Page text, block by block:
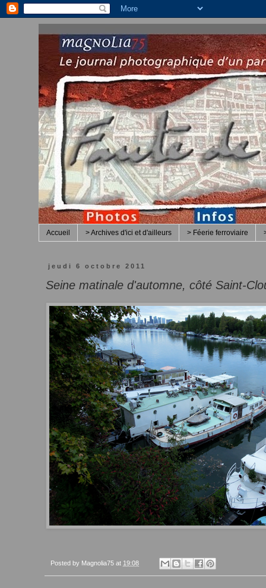
Accueil > Archives d'ici et d'ailleurs > Féerie ferroviaire
jeudi 6 octobre 2011
Seine matinale d'automne, côté Saint-
Posted by Magnolia75 at 19:08